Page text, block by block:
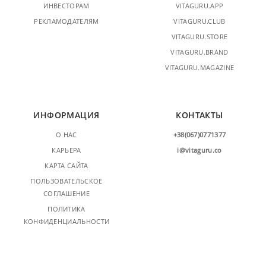
ИНВЕСТОРАМ
РЕКЛАМОДАТЕЛЯМ
VITAGURU.APP
VITAGURU.CLUB
VITAGURU.STORE
VITAGURU.BRAND
VITAGURU.MAGAZINE
ИНФОРМАЦИЯ
О НАС
КАРЬЕРА
КАРТА САЙТА
ПОЛЬЗОВАТЕЛЬСКОЕ
СОГЛАШЕНИЕ
ПОЛИТИКА
КОНФИДЕНЦИАЛЬНОСТИ
КОНТАКТЫ
+38(067)0771377
i@vitaguru.co